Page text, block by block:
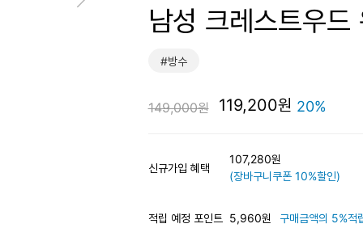
남성 크레스트우
#방수
149,000원 119,200원 20%
신규가입 혜택
107,280원
(장바구니쿠폰 10%할인)
적립 예정 포인트 5,960원 구매금액의 5%적